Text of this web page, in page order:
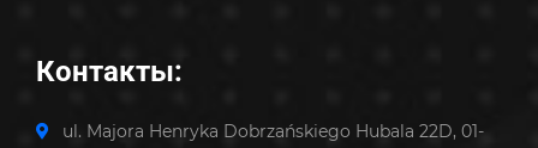
Контакты:
ul. Majora Henryka Dobrzańskiego Hubala 22D, 01-